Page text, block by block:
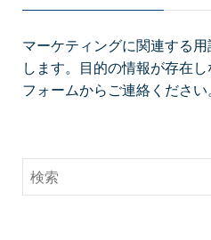
マーケティングに関連する
します。目的の情報が存在
フォームからご連絡ください